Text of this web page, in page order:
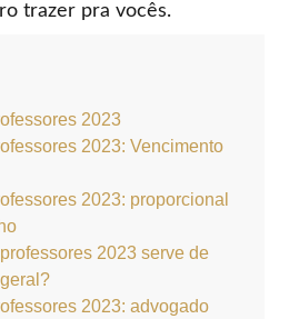
trazer pra vocês.
2023
2023: Vencimento
2023: proporcional
2023 serve de
2023: advogado